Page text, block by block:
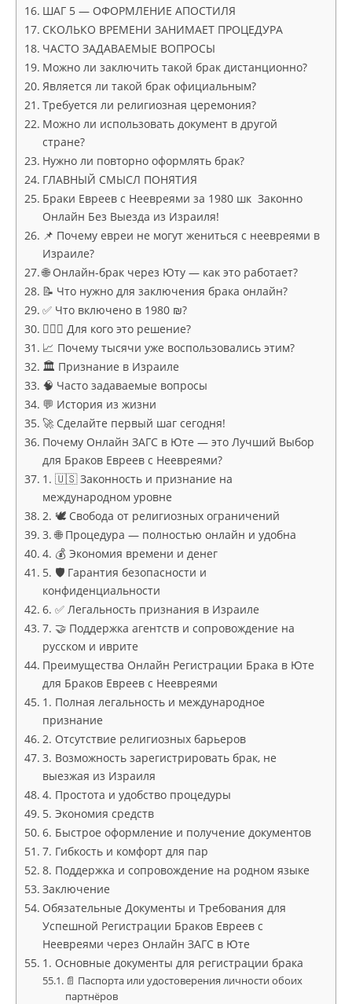
ШАГ 5 — ОФОРМЛЕНИЕ АПОСТИЛЯ
СКОЛЬКО ВРЕМЕНИ ЗАНИМАЕТ ПРОЦЕДУРА
ЧАСТО ЗАДАВАЕМЫЕ ВОПРОСЫ
Можно ли заключить такой брак дистанционно?
Является ли такой брак официальным?
Требуется ли религиозная церемония?
Можно ли использовать документ в другой
стране?
Нужно ли повторно оформлять брак?
ГЛАВНЫЙ СМЫСЛ ПОНЯТИЯ
Браки Евреев с Неевреями за 1980 шк Законно
Онлайн Без Выезда из Израиля!
📌 Почему евреи не могут жениться с неевреями в
Израиле?
🌐 Онлайн-брак через Юту — как это работает?
📝 Что нужно для заключения брака онлайн?
✅ Что включено в 1980 ₪?
👩‍❤️‍👨 Для кого это решение?
📈 Почему тысячи уже воспользовались этим?
🏛 Признание в Израиле
🧠 Часто задаваемые вопросы
💬 История из жизни
🚀 Сделайте первый шаг сегодня!
Почему Онлайн ЗАГС в Юте — это Лучший Выбор
для Браков Евреев с Неевреями?
1. 🇺🇸 Законность и признание на
международном уровне
2. 🕊 Свобода от религиозных ограничений
3. 🌐 Процедура — полностью онлайн и удобна
4. 💰 Экономия времени и денег
5. 🛡 Гарантия безопасности и
конфиденциальности
6. ✅ Легальность признания в Израиле
7. 🤝 Поддержка агентств и сопровождение на
русском и иврите
Преимущества Онлайн Регистрации Брака в Юте
для Браков Евреев с Неевреями
1. Полная легальность и международное
признание
2. Отсутствие религиозных барьеров
3. Возможность зарегистрировать брак, не
выезжая из Израиля
4. Простота и удобство процедуры
5. Экономия средств
6. Быстрое оформление и получение документов
7. Гибкость и комфорт для пар
8. Поддержка и сопровождение на родном языке
Заключение
Обязательные Документы и Требования для
Успешной Регистрации Браков Евреев с
Неевреями через Онлайн ЗАГС в Юте
1. Основные документы для регистрации брака
📄 Паспорта или удостоверения личности обоих
партнёров